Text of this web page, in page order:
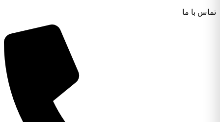
تماس با ما